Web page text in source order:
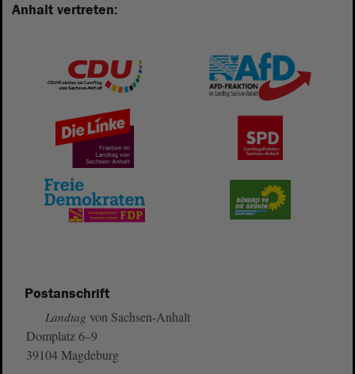
Anhalt vertreten:
Postanschrift
Landtag von Sachsen-Anhalt
Domplatz 6–9
39104 Magdeburg